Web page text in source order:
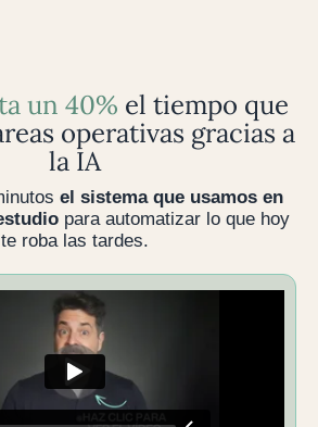
un 40% el tiempo que
operativas gracias a
la IA
el sistema que usamos en
para automatizar lo que hoy
te roba las tardes.